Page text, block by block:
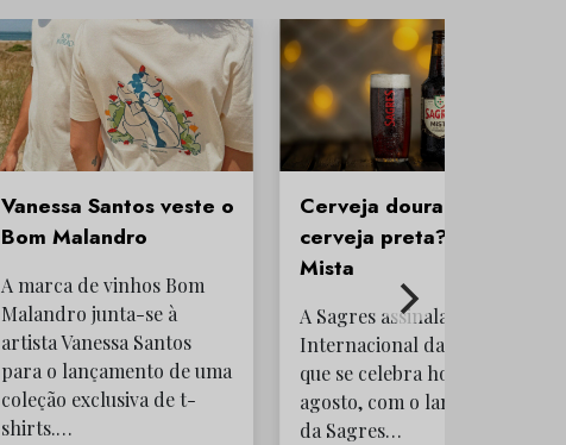
Vanessa Santos veste o
Bom Malandro
A marca de vinhos Bom
Malandro junta-se à
artista Vanessa Santos
para o lançamento de uma
coleção exclusiva de t-
shirts.…
Cerveja dourada e
cerveja preta? Sagres
Mista
A Sagres assinala o Dia
Internacional da Cerveja,
que se celebra hoje, 7 de
agosto, com o lançamento
da Sagres…